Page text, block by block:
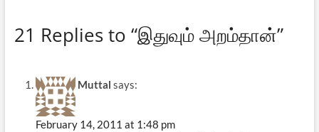
அல்-உம்மா என்ற இஸ்லாமிய
தீவிரவாத அமைப்பைச்
21 Replies to “இதுவும் அறம்தான்”
Muttal says:
February 14, 2011 at 1:48 pm